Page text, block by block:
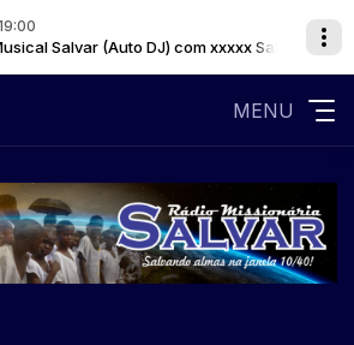
Salvar (Auto DJ) com xxxxx Salvar xxxxx
MENU